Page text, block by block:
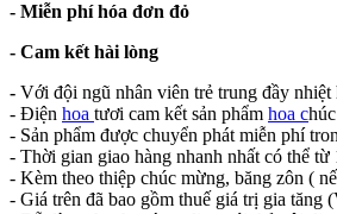
- Miễn phí hóa đơn đỏ
- Cam kết hài lòng
- Với đội ngũ nhân viên trẻ trung đầy
- Điện hoa tươi cam kết sản phẩm hoa c
- Sản phẩm được chuyển phát miễn phí
- Thời gian giao hàng nhanh nhất có thể
- Kèm theo thiệp chúc mừng, băng zôn (
- Giá trên đã bao gồm thuế giá trị gia tăng